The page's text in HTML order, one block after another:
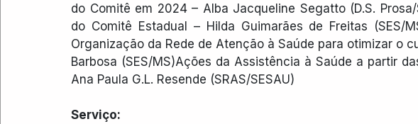
do Comitê em 2024 – Alba Jacqueline Segatto (D.S.
do Comitê Estadual – Hilda Guimarães de Freitas (SES/
Organização da Rede de Atenção à Saúde para otimizar o
Barbosa (SES/MS)Ações da Assistência à Saúde a partir
Ana Paula G.L. Resende (SRAS/SESAU)
Serviço: